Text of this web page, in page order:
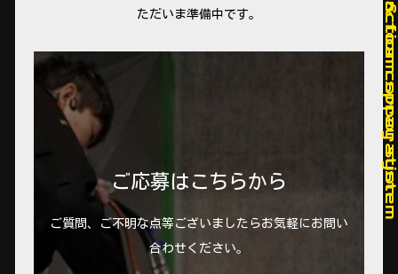
ただいま準備中です。
ご応募はこちらから
ご質問、ご不明な点等ございましたらお気軽にお問い
合わせください。